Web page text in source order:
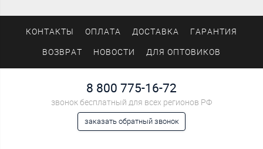
КОНТАКТЫ ОПЛАТА ДОСТАВКА ГАРАНТИЯ
ВОЗВРАТ НОВОСТИ ДЛЯ ОПТОВИКОВ
8 800 775-16-72
звонок бесплатный для всех регионов РФ
заказать обратный звонок